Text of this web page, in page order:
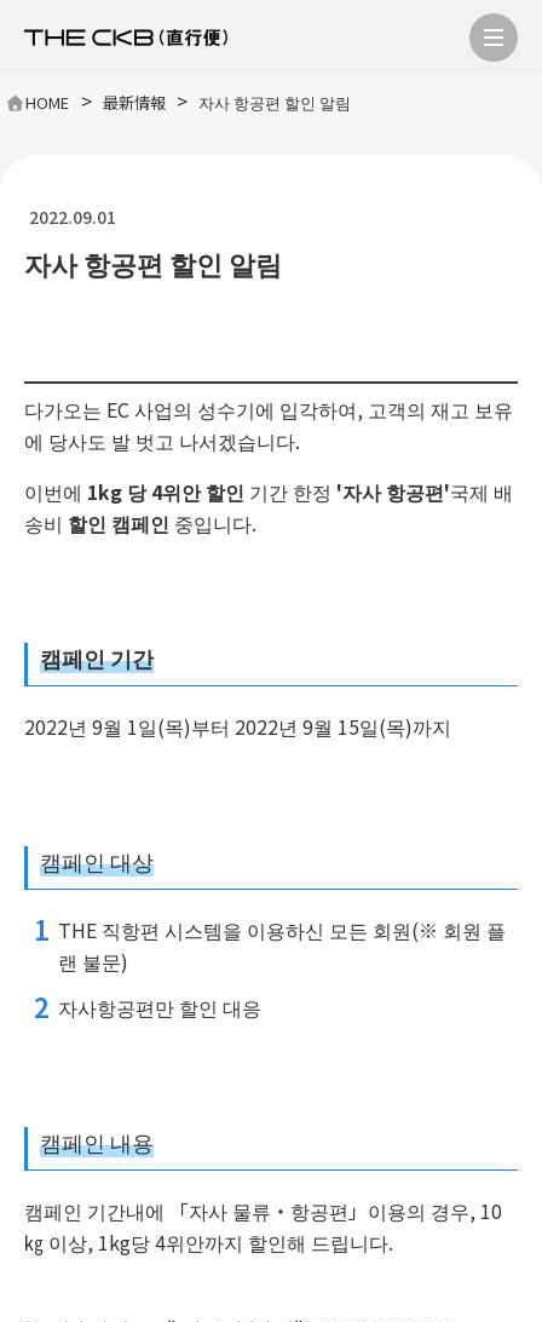
HOME > 最新情報 > 자사 항공편 할인 알림
2022.09.01
자사 항공편 할인 알림
다가오는 EC 사업의 성수기에 입각하여, 고객의 재고 보유
에 당사도 발 벗고 나서겠습니다.
이번에 1kg 당 4위안 할인 기간 한정 '자사 항공편'국제 배
송비 할인 캠페인 중입니다.
캠페인 기간
2022년 9월 1일(목)부터 2022년 9월 15일(목)까지
캠페인 대상
THE 직항편 시스템을 이용하신 모든 회원(※ 회원 플
랜 불문)
자사항공편만 할인 대응
캠페인 내용
캠페인 기간내에 「자사 물류・항공편」이용의 경우, 10
㎏ 이상, 1kg당 4위안까지 할인해 드립니다.